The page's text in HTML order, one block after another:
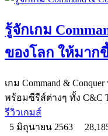
รู้จักเกม
ของโลก ให้มาก
เกม Command &
พร้อมซีรีส์ต่างๆ ทั้ง C&C
รีวิวเกมส์
5 มิถุนายน 2563